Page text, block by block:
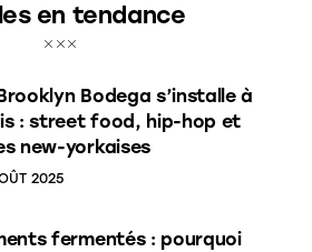
en tendance
Bodega s’installe à
: street food, hip-hop et
new-yorkaises
2025
fermentés : pourquoi